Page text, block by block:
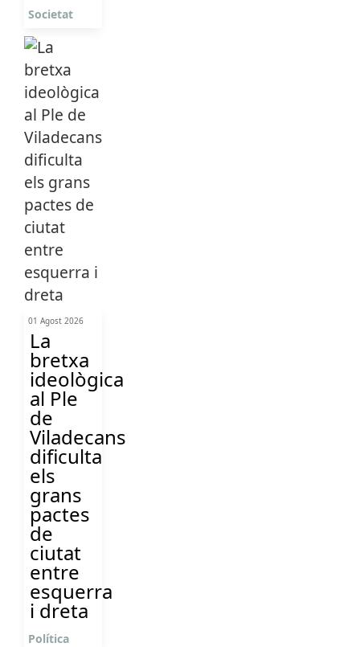
Societat
01 Agost 2026
La
bretxa
ideològica
al Ple
de
Viladecans
dificulta
els
grans
pactes
de
ciutat
entre
esquerra
i dreta
Política